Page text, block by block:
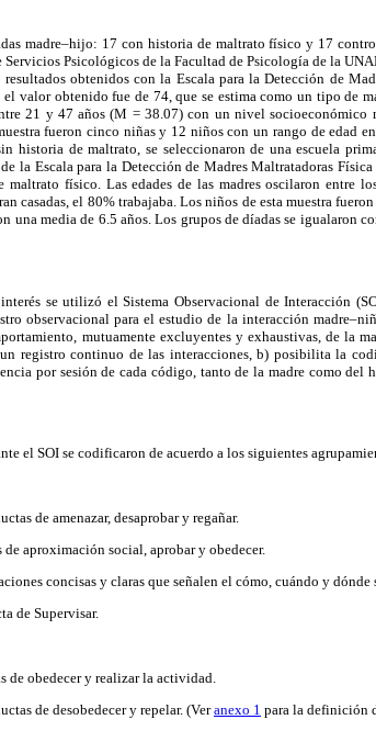
madre–hijo: 17 con historia de maltrato físico y 17
Servicios Psicológicos de la Facultad de Psicología de la
obtenidos con la Escala para la Detección de
valor obtenido fue de 74, que se estima como un tipo de
21 y 47 años (M = 38.07) con un nivel socioeconómico
fueron cinco niñas y 12 niños con un rango de edad
historia de maltrato, se seleccionaron de una escuela
la Escala para la Detección de Madres Maltratadoras
maltrato físico. Las edades de las madres oscilaron
casadas, el 80% trabajaba. Los niños de esta muestra
una media de 6.5 años. Los grupos de díadas se igualaron
se utilizó el Sistema Observacional de Interacción
observacional para el estudio de la interacción
mutuamente excluyentes y exhaustivas, de la
registro continuo de las interacciones, b) posibilita la
por sesión de cada código, tanto de la madre como del
el SOI se codificaron de acuerdo a los siguientes
de amenazar, desaprobar y regañar.
aproximación social, aprobar y obedecer.
concisas y claras que señalen el cómo, cuándo y dónde
de Supervisar.
de obedecer y realizar la actividad.
de desobedecer y repelar. (Veranexo 1 para la definición